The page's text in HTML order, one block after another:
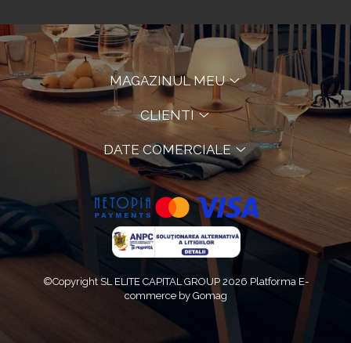
MAGAZINUL MEU
CLIENTI
DATE COMERCIALE
©Copyright SL ELITE CAPITAL GROUP 2026 Platforma E-
commerce by Gomag